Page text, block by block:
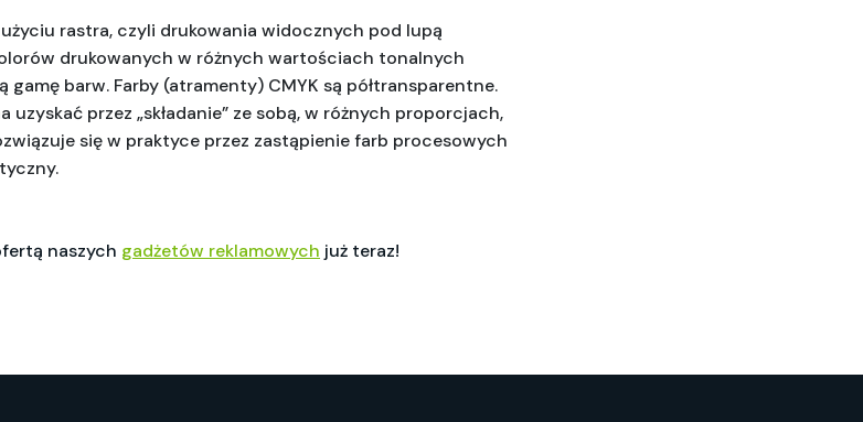
rastra, czyli drukowania widocznych pod lupą
drukowanych w różnych wartościach tonalnych
gamę barw. Farby (atramenty) CMYK są półtransparentne.
przez „składanie” ze sobą, w różnych proporcjach,
się w praktyce przez zastąpienie farb procesowych
naszych gadżetów reklamowych już teraz!